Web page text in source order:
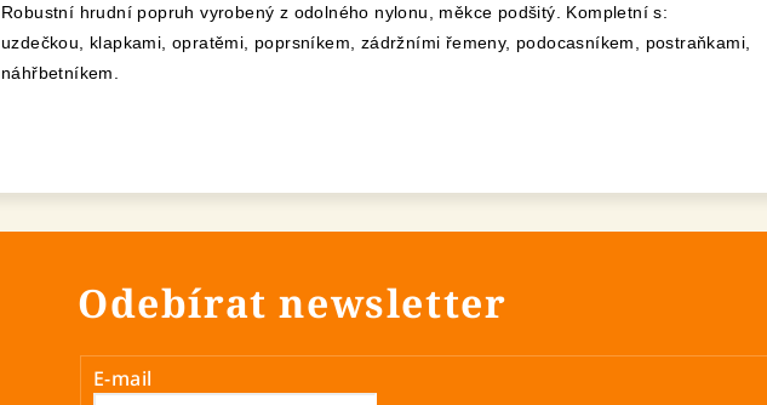
Robustní hrudní popruh vyrobený z odolného nylonu, měkce podšitý. Kompletní s:
uzdečkou, klapkami, opratěmi, poprsníkem, zádržními řemeny, podocasníkem, postraňkami,
náhřbetníkem.
Odebírat newsletter
E-mail